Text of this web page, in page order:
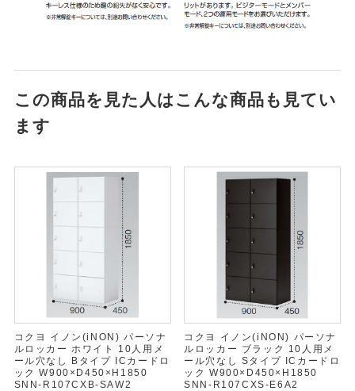
この商品を見た人はこんな商品も見てい
ます
コクヨ イノン(iNON) パーソナ
ルロッカー ホワイト 10人用メ
ール穴なし Bタイプ ICカードロ
ック W900×D450×H1850
SNN-R107CXB-SAW2
コクヨ イノン(iNON) パーソナ
ルロッカー ブラック 10人用メ
ール穴なし Sタイプ ICカードロ
ック W900×D450×H1850
SNN-R107CXS-E6A2